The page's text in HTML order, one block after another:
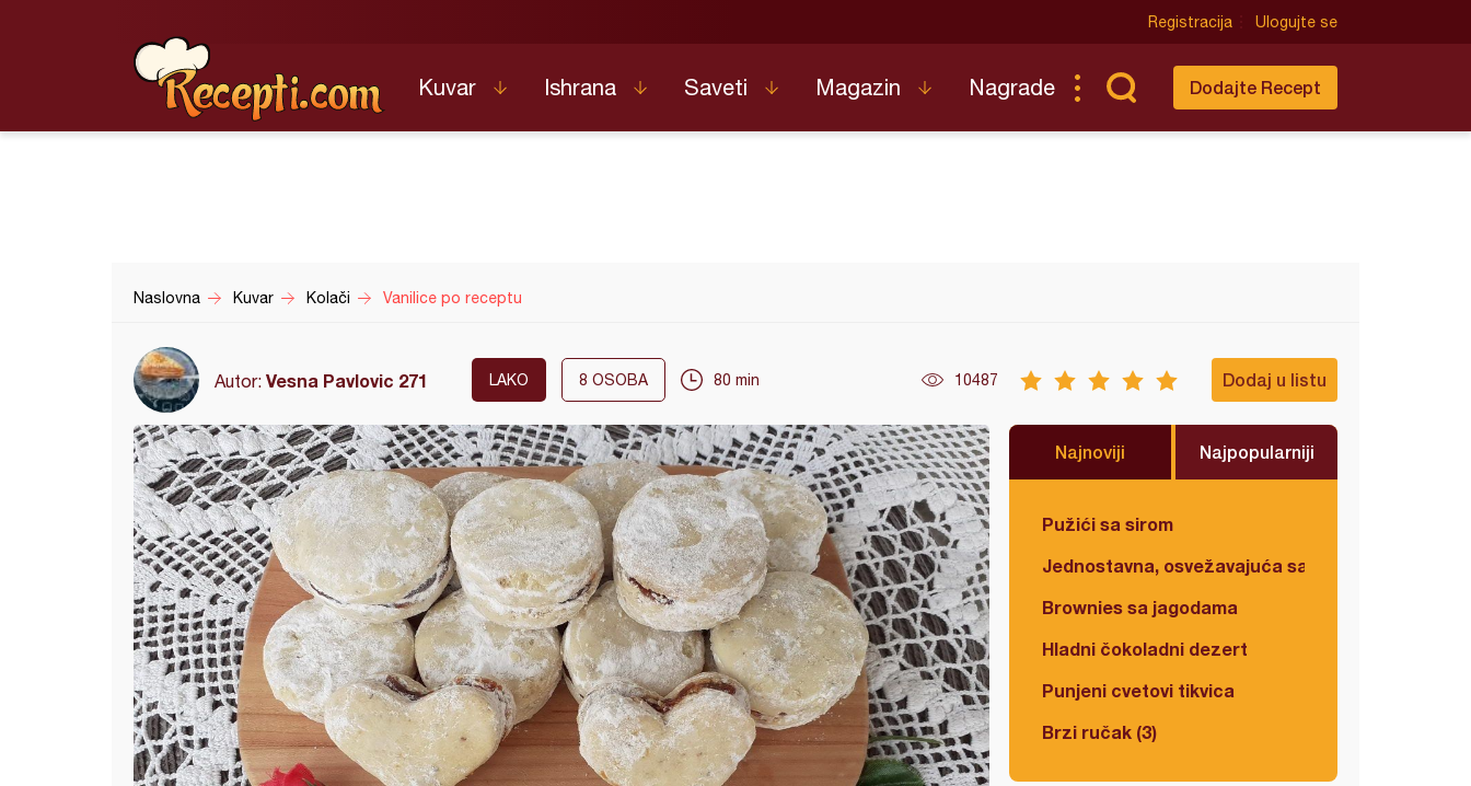
Registracija Ulogujte se
Kuvar Ishrana Saveti Magazin Nagrade Dodajte Recept
Naslovna Kuvar Kolači Vanilice po receptu
Autor: Vesna Pavlovic 271 LAKO 8 OSOBA 80 min 10487 Dodaj u listu
Najnoviji Najpopularniji
Pužići sa sirom
Jednostavna, osvežavajuća salata
Brownies sa jagodama
Hladni čokoladni dezert
Punjeni cvetovi tikvica
Brzi ručak (3)